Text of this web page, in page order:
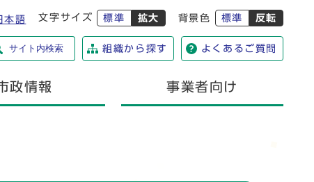
本語 文字サイズ 標準 拡大 背景色 標準 反転
サイト内検索 組織から探す よくあるご質問
政情報 事業者向け